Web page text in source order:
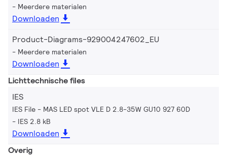
Meerdere materialen
Downloaden
Product-Diagrams-929004247602_EU
Meerdere materialen
Downloaden
Lichttechnische files
IES
IES File - MAS LED spot VLE D 2.8-35W GU10 927 60D
IES 2.8 kB
Downloaden
Overig